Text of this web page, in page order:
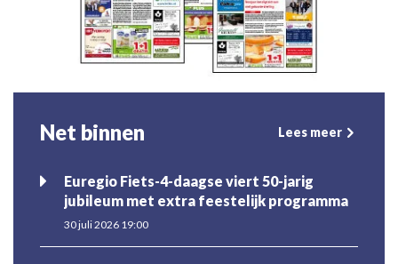
Net binnen Lees meer
Euregio Fiets-4-daagse viert 50-jarig
jubileum met extra feestelijk programma
30 juli 2026 19:00